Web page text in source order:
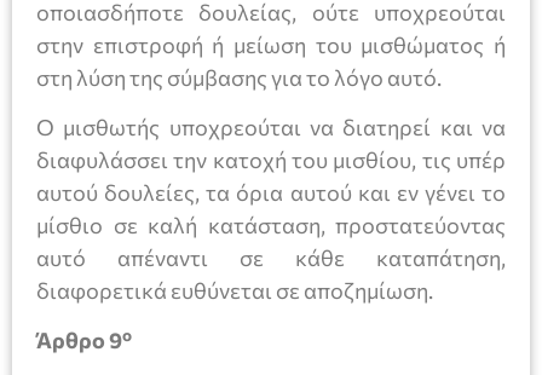
οποιασδήποτε δουλείας, ούτε υποχρεούται
στην επιστροφή ή μείωση του μισθώματος ή
στη λύση της σύμβασης για το λόγο αυτό.
Ο μισθωτής υποχρεούται να διατηρεί και να
διαφυλάσσει την κατοχή του μισθίου, τις υπέρ
αυτού δουλείες, τα όρια αυτού και εν γένει το
μίσθιο σε καλή κατάσταση, προστατεύοντας
αυτό απέναντι σε κάθε καταπάτηση,
διαφορετικά ευθύνεται σε αποζημίωση.
Άρθρο 9ο